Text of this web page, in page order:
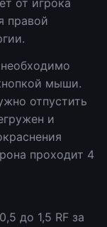
от игрока
правой
мыши.
отпустить
и
проходит 4
до 1,5 RF за